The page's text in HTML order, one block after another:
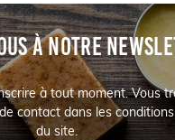
À NOTRE
à tout moment. Vous
contact dans les
du site.